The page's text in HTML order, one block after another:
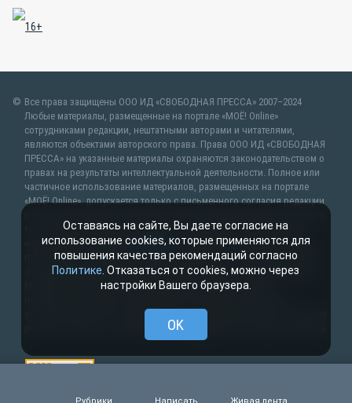
Все права защищены ООО ИД «СВОБОДНАЯ ПРЕССА» 2007–2024
Любые материалы, размещенные на портале «МОЁ! Online»
сотрудниками редакции, нештатными авторами и читателями,
являются объектами авторского права. Права ООО ИД «СВОБОДНАЯ
ПРЕССА» на указанные материалы охраняются законодательством о
правах на результаты интеллектуальной деятельности. Полное или
частичное использование материалов, размещенных на портале
«МОЁ! Online», допускается только с письменного согласия редакции
только при условии гиперссылки на moe-lipetsk.ru.Все вопросы
можно задать по адресуweb@kpv.ru. В рубрике «От первого лица»
публикуются сообщения в рамках контрактов об информационном
сотрудничестве между редакцией «МОЁ! Online» и органами власти.
Материалы рубрик «Новости партнёров» и «Будь в курсе»
об информационном сотрудничестве и (или) размещаются на правах
) размещаются на правах рекламы.
Оставаясь на сайте, Вы даете согласие на
использование cookies, которые применяются для
повышения качества рекомендаций согласно
Политике . Отказаться от cookies, можно через
настройки Вашего браузера.
OK